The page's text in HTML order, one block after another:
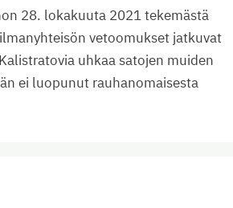
28. lokakuuta 2021 tekemästä
vetoomukset jatkuvat
uhkaa satojen muiden
ei luopunut rauhanomaisesta